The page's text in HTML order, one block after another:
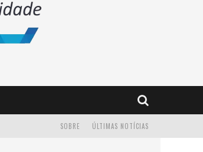
ÚLTIMAS NOTÍCIAS
SOBRE